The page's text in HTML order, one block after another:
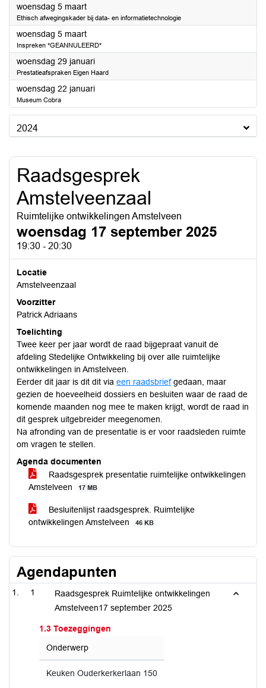
woensdag 5 maart2025
Ethisch afwegingskader bij data- en informatietechnologie
woensdag 5 maart2025
Inspreken *GEANNULEERD*
woensdag 29 januari2025
Prestatieafspraken Eigen Haard
woensdag 22 januari2025
Museum Cobra
2024
Raadsgesprek
Amstelveenzaal
Ruimtelijke ontwikkelingen Amstelveen
woensdag 17 september 2025
19:30 - 20:30
Locatie
Amstelveenzaal
Voorzitter
Patrick Adriaans
Toelichting
Twee keer per jaar wordt de raad bijgepraat vanuit de
afdeling Stedelijke Ontwikkeling bij over alle ruimtelijke
ontwikkelingen in Amstelveen.
Eerder dit jaar is dit dit via een raadsbriefgedaan, maar
gezien de hoeveelheid dossiers en besluiten waar de raad de
komende maanden nog mee te maken krijgt, wordt de raad in
dit gesprek uitgebreider meegenomen.
Na afronding van de presentatie is er voor raadsleden ruimte
om vragen te stellen.
Agenda documenten
Raadsgesprek presentatie ruimtelijke ontwikkelingen
Amstelveen
17 MB
Besluitenlijst raadsgesprek. Ruimtelijke
ontwikkelingen Amstelveen
46 KB
Agendapunten
1
Raadsgesprek Ruimtelijke ontwikkelingen
Amstelveen17 september 2025
1.3 Toezeggingen
Onderwerp
Keuken Ouderkerkerlaan 150